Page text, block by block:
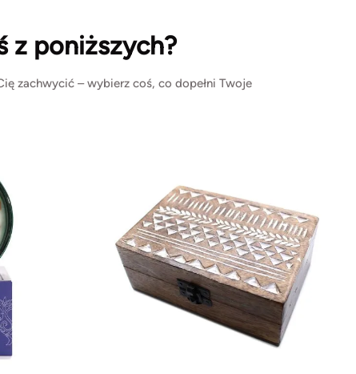
z poniższych?
zachwycić – wybierz coś, co dopełni Twoje